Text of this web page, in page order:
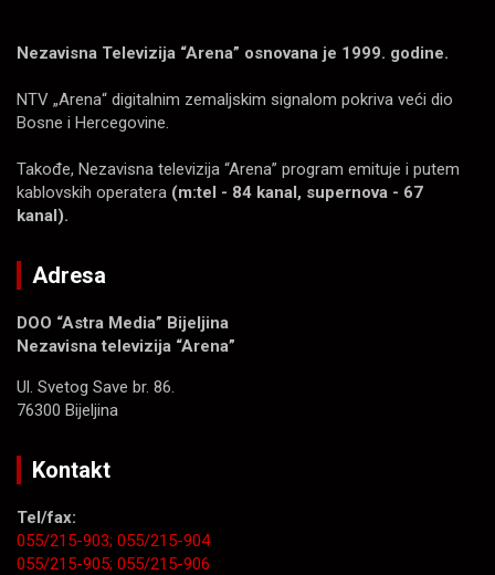
Nezavisna Televizija “Arena” osnovana je 1999. godine.
NTV „Arena“ digitalnim zemaljskim signalom pokriva veći dio
Bosne i Hercegovine.
Takođe, Nezavisna televizija “Arena” program emituje i putem
kablovskih operatera (m:tel - 84 kanal, supernova - 67
kanal).
Adresa
DOO “Astra Media” Bijeljina
Nezavisna televizija “Arena”
Ul. Svetog Save br. 86.
76300 Bijeljina
Kontakt
Tel/fax:
055/215-903; 055/215-904
055/215-905; 055/215-906